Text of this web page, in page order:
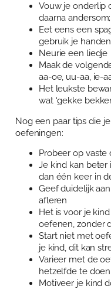
Vouw je onderlip
daarna
Eet eens een
gebruik je
Neurie een liedje
Maak de
aa-oe, uu-aa, ie-
Het leukste
wat ‘gekke
Nog een paar tips die
oefeningen:
Probeer op
Je kind kan beter
dan één keer in
Geef duidelijk
afleren
Het is voor je
oefenen, zonder
Start niet met
je kind, dit kan
Varieer met de
hetzelfde te doen
Motiveer je kind